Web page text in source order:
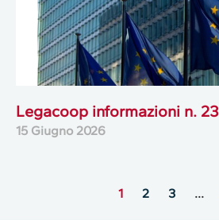
Legacoop informazioni n. 23
15 Giugno 2026
1 2 3 …